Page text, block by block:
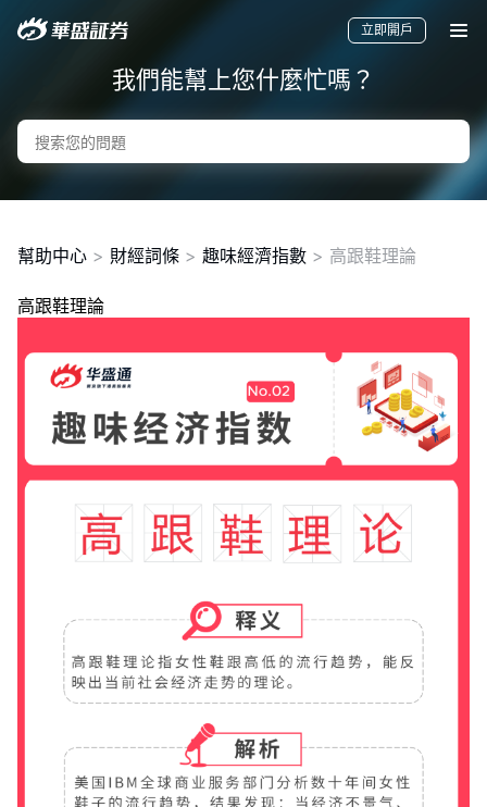
華盛APls
低時延極速交易系統
關於我們
媒體報導
立即開戶
我們能幫上您什麼忙嗎？
幫助中心 > 財經詞條 > 趣味經濟指數 > 高跟鞋理論
高跟鞋理論